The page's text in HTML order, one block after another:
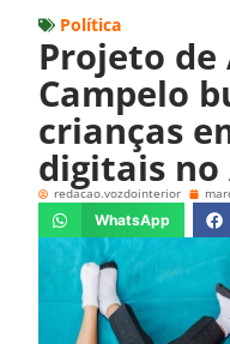
Política
Projeto de
Campelo
crianças
digitais no
redacao.vozdointerior
WhatsApp